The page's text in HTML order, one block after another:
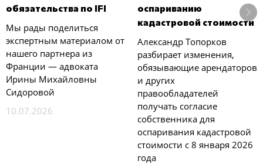
обязательства по IFI
Мы рады поделиться
экспертным материалом от
нашего партнера из
Франции — адвоката
Ирины Михайловны
Сидоровой
10.07.2026
оспариванию
кадастровой стоимости
Александр Топорков
разбирает изменения,
обязывающие арендаторов
и других
правообладателей
получать согласие
собственника для
оспаривания кадастровой
стоимости с 8 января 2026
года